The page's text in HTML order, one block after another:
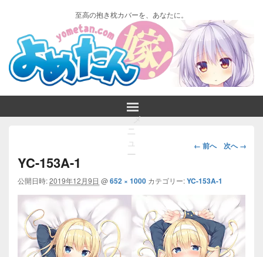
至高の抱き枕カバーを、あなたに。
メ
ニ
ュ
ー
画
ビ
ー
シ
ョ
ン
← 前へ 次へ →
YC-153A-1
公開日時:2019年12月9日 @652 × 1000 カテゴリー:YC-153A-1